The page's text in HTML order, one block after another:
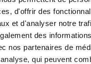
d'offrir des
et d'analyser notre
des
nos partenaires de
qui peuvent
À BOIS
FORME LA